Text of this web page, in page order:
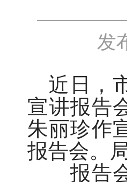
发
近日，
宣讲报告
朱丽珍作
报告会。
报告会